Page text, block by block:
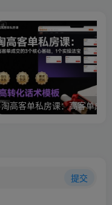
提交